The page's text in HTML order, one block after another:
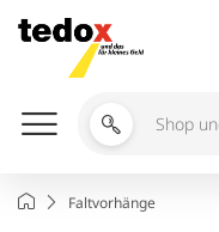
Inhalt
springen
Shop
durchsuchen
StartseiteFaltvorhänge